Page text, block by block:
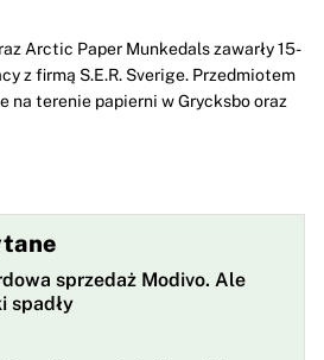
Arctic Paper Munkedals zawarły 15-
z firmą S.E.R. Sverige. Przedmiotem
na terenie papierni w Grycksbo oraz
sprzedaż Modivo. Ale
spadły